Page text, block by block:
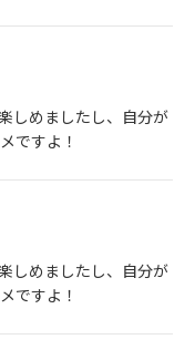
しめましたし、自分が
ですよ！
しめましたし、自分が
ですよ！